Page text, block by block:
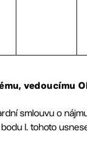
vedoucímu
smlouvu o
I. tohoto